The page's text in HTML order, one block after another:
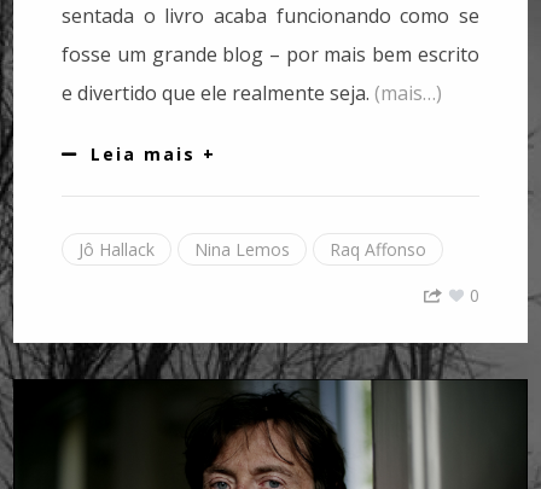
sentada o livro acaba funcionando como se
fosse um grande blog – por mais bem escrito
e divertido que ele realmente seja.(mais…)
Leia mais +
Jô Hallack Nina Lemos
Raq Affonso
0